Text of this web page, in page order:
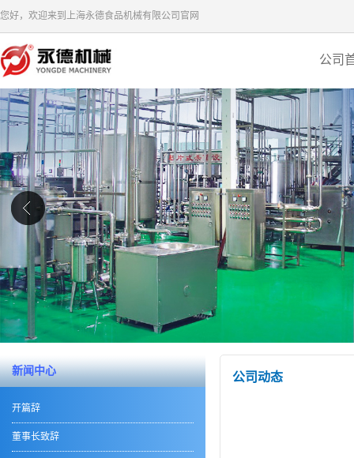
您好，欢迎来到上海永德食品机械有限公司官网
公司
新闻中心
开篇辞
董事长致辞
公司动态